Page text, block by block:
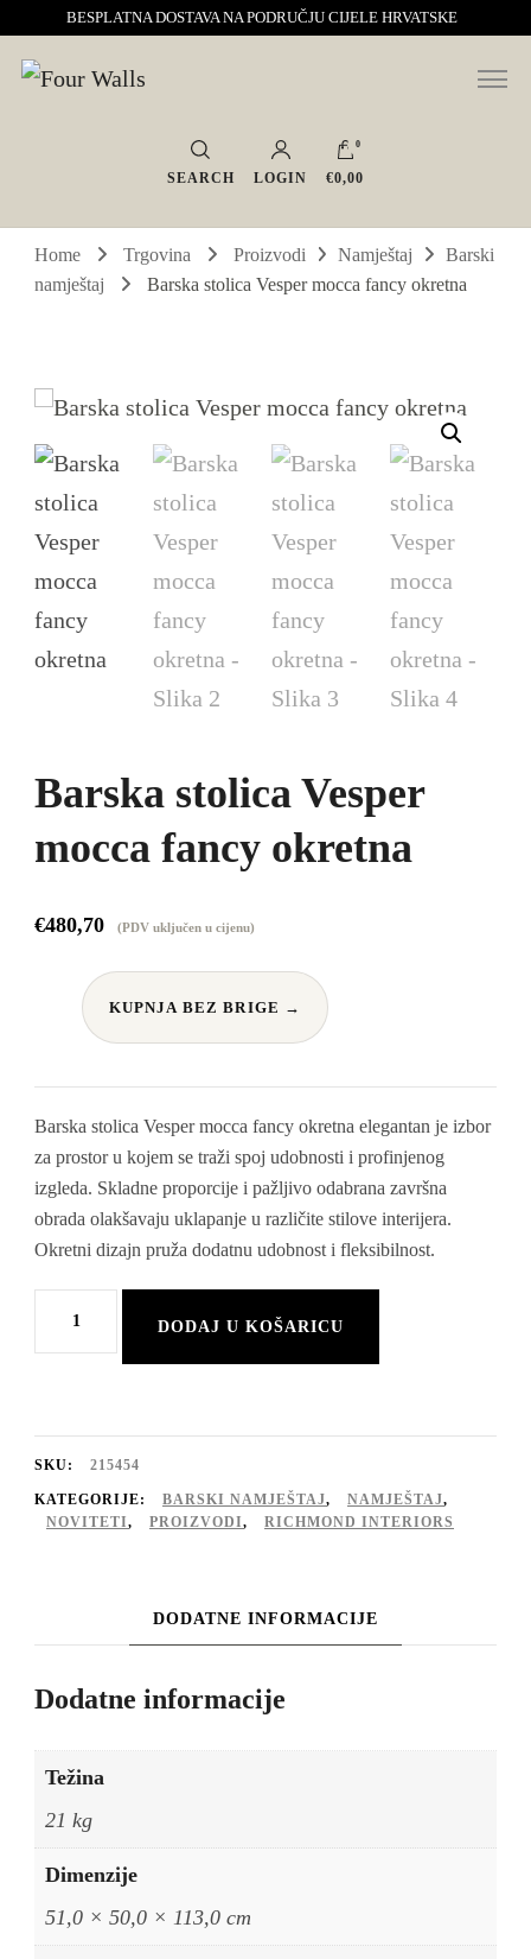
BESPLATNA DOSTAVA NA PODRUČJU CIJELE HRVATSKE
Four Walls
Sve za interijer po Vašoj mjeri. Salon namještaja, dekoracije i rasvjete.
Interijeri s karakterom
SEARCH LOGIN
0
€0,00
Home Trgovina Proizvodi Namještaj
Barski
namještaj
Barska stolica Vesper mocca fancy okretna
Barska stolica Vesper
mocca fancy okretna
€480,70 (PDV uključen u cijenu)
KUPNJA BEZ BRIGE →
Barska stolica Vesper mocca fancy okretna elegantan je izbor
za prostor u kojem se traži spoj udobnosti i profinjenog
izgleda. Skladne proporcije i pažljivo odabrana završna
obrada olakšavaju uklapanje u različite stilove interijera.
Okretni dizajn pruža dodatnu udobnost i fleksibilnost.
stolica
fancy
okretna
DODAJ U KOŠARICU
SKU: 215454
KATEGORIJE: BARSKI NAMJEŠTAJ, NAMJEŠTAJ,
NOVITETI, PROIZVODI, RICHMOND INTERIORS
DODATNE INFORMACIJE
Dodatne informacije
Težina
21 kg
Dimenzije
51,0 × 50,0 × 113,0 cm